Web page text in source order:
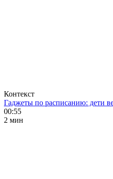
Контекст
Гаджеты по расписанию: дети
00:55
2 мин